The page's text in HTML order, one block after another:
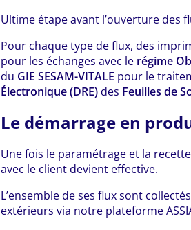
Ultime étape avant l’ouverture des
Pour chaque type de flux, des
pour les échanges avec le régime
du GIE SESAM-VITALE pour le
Électronique (DRE)des Feuilles de
Le démarrage en
Une fois le paramétrage et la
avec le client devient effective.
L’ensemble de ses flux sont
extérieurs via notre plateforme